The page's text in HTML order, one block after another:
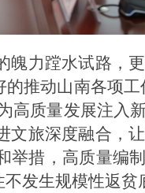
力蹚水试路，
推动山南各项
高质量发展注入
旅深度融合，
措，高质量编
发生规模性返贫